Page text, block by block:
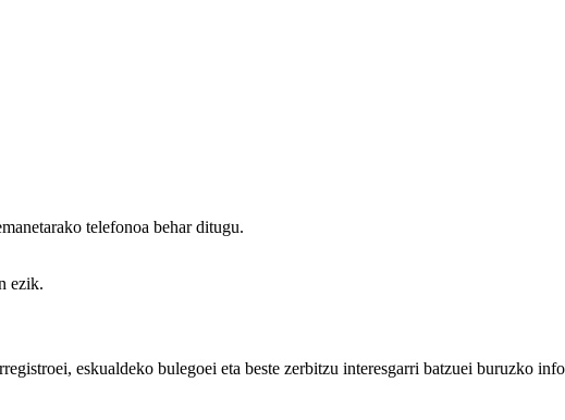
telefonoa behar ditugu.
ezik.
eskualdeko bulegoei eta beste zerbitzu interesgarri batzuei buruzko